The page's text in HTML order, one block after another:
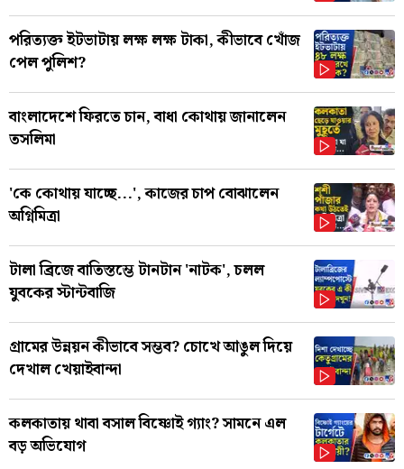
পরিত্যক্ত ইটভাটায় লক্ষ লক্ষ টাকা, কীভাবে খোঁজ
পেল পুলিশ?
বাংলাদেশে ফিরতে চান, বাধা কোথায় জানালেন
তসলিমা
'কে কোথায় যাচ্ছে...', কাজের চাপ বোঝালেন
অগ্নিমিত্রা
টালা ব্রিজে বাতিস্তম্ভে টানটান 'নাটক', চলল
যুবকের স্টান্টবাজি
গ্রামের উন্নয়ন কীভাবে সম্ভব? চোখে আঙুল দিয়ে
দেখাল খেয়াইবান্দা
কলকাতায় থাবা বসাল বিষ্ণোই গ্যাং? সামনে এল
বড় অভিযোগ